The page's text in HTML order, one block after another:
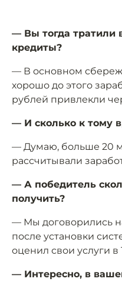
— Вы тогда тратили
кредиты?
— В основном
хорошо до этого
рублей привлекли
— И сколько к тому
— Думаю, больше 20
рассчитывали
— А победитель
получить?
— Мы договорились
после установки
оценил свои услуги в
— Интересно, в